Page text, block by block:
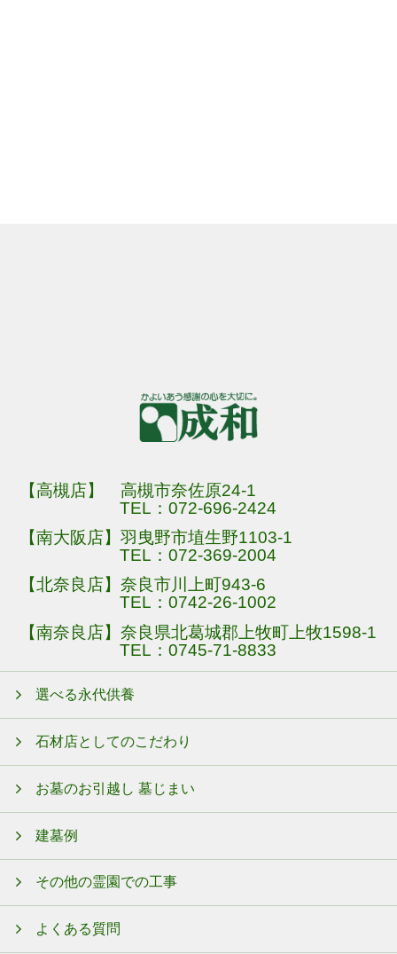
【高槻店】 高槻市奈佐原24-1
TEL：072-696-2424
【南大阪店】羽曳野市埴生野1103-1
TEL：072-369-2004
【北奈良店】奈良市川上町943-6
TEL：0742-26-1002
【南奈良店】奈良県北葛城郡上牧町上牧1598-1
TEL：0745-71-8833
選べる永代供養
石材店としてのこだわり
お墓のお引越し 墓じまい
建墓例
その他の霊園での工事
よくある質問